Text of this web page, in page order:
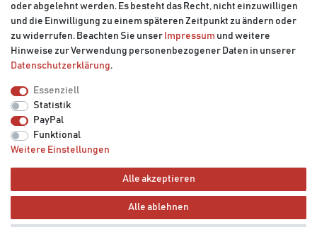
Impressum
Barrierefreiheitserklärung
Vertrag widerrufen
oder abgelehnt werden. Es besteht das Recht, nicht einzuwilligen
und die Einwilligung zu einem späteren Zeitpunkt zu ändern oder
zu widerrufen. Beachten Sie unser Impressum und weitere
Hinweise zur Verwendung personenbezogener Daten in unserer
Daten­schutz­erklärung.
Essenziell
Statistik
PayPal
Funktional
Weitere Einstellungen
Alle akzeptieren
Alle ablehnen